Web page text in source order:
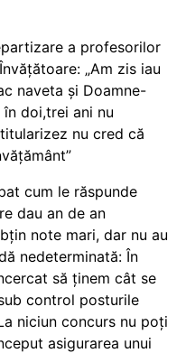
a profesorilor
„Am zis iau
naveta și Doamne-
doi,trei ani nu
nu cred că
cum le răspunde
dau an de an
note mari, dar nu au
nedeterminată: În
să ținem cât se
control posturile
niciun concurs nu poți
asigurarea unui